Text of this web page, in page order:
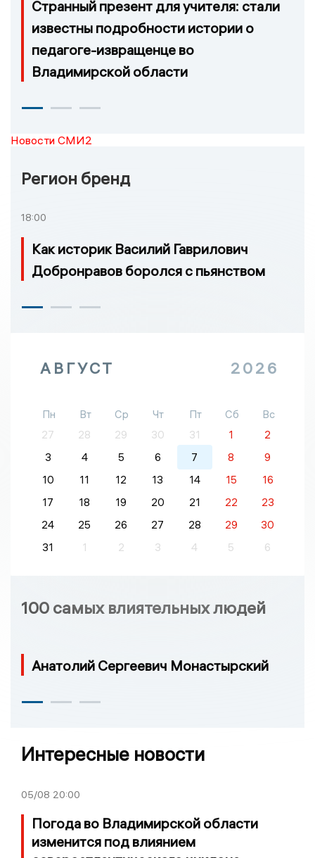
Странный презент для учителя: стали
известны подробности истории о
педагоге-извращенце во
Владимирской области
Новости СМИ2
Регион бренд
18:00
Как историк Василий Гаврилович
Добронравов боролся с пьянством
АВГУСТ 2026
Пн Вт Ср Чт Пт Сб
Вс
27
28 29 30 31 1
2
3
4 5 6 7 8
9
10
11 12 13 14 15
16
17
18 19 20 21 22
23
24
25 26 27 28 29
30
31
1 2 3 4 5 6
100 самых влиятельных людей
Анатолий Сергеевич Монастырский
Интересные новости
05/08 20:00
Погода во Владимирской области
изменится под влиянием